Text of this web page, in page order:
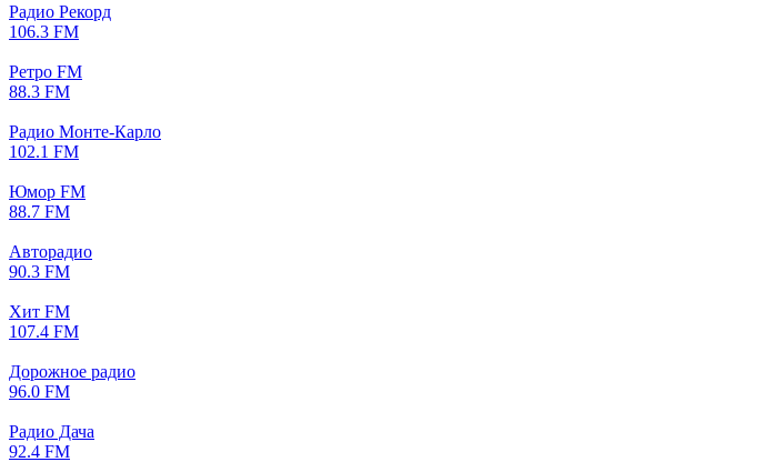
Радио Рекорд
106.3 FM
Ретро FM
88.3 FM
Радио Монте-Карло
102.1 FM
Юмор FM
88.7 FM
Авторадио
90.3 FM
Хит FM
107.4 FM
Дорожное радио
96.0 FM
Радио Дача
92.4 FM